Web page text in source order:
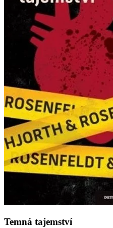
Temná tajemství